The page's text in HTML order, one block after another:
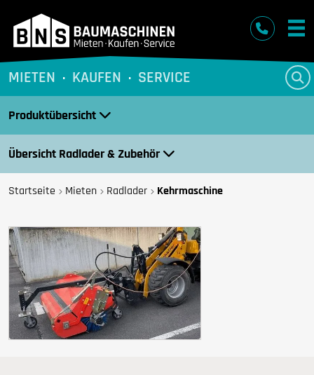
MIETEN KAUFEN SERVICE
Produktübersicht
Übersicht Radlader & Zubehör
Startseite Mieten Radlader Kehrmaschine